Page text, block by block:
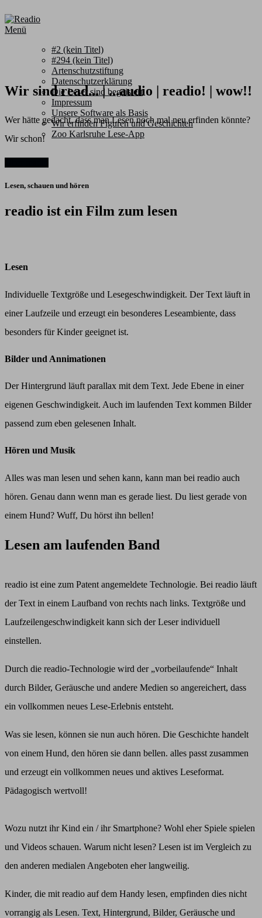
Inhalt
springen
Menü
#2 (kein Titel)
#294 (kein Titel)
Artenschutzstiftung
Datenschutzerklärung
Die Leser sind begeistert
Impressum
Unsere Software als Basis
Wir erfinden Figuren und Geschichten
Zoo Karlsruhe Lese-App
Wir sindread... | ...audio | readio! | wow!!
Wer hätte gedacht, dass man Lesen noch mal neu erfinden könnte?
Wir schon!
Lesen, schauen und hören
readio ist ein Film zum lesen
Lesen
Individuelle Textgröße und Lesegeschwindigkeit. Der Text läuft in
einer Laufzeile und erzeugt ein besonderes Leseambiente, dass
besonders für Kinder geeignet ist.
Bilder und Annimationen
Der Hintergrund läuft parallax mit dem Text. Jede Ebene in einer
eigenen Geschwindigkeit. Auch im laufenden Text kommen Bilder
passend zum eben gelesenen Inhalt.
Hören und Musik
Alles was man lesen und sehen kann, kann man bei readio auch
hören. Genau dann wenn man es gerade liest. Du liest gerade von
einem Hund? Wuff, Du hörst ihn bellen!
Lesen am laufenden Band
readio ist eine zum Patent angemeldete Technologie. Bei readio läuft
der Text in einem Laufband von rechts nach links. Textgröße und
Laufzeilengeschwindigkeit kann sich der Leser individuell
einstellen.
Durch die readio-Technologie wird der „vorbeilaufende“ Inhalt
durch Bilder, Geräusche und andere Medien so angereichert, dass
ein vollkommen neues Lese-Erlebnis entsteht.
Was sie lesen, können sie nun auch hören. Die Geschichte handelt
von einem Hund, den hören sie dann bellen. alles passt zusammen
und erzeugt ein vollkommen neues und aktives Leseformat.
Pädagogisch wertvoll!
Wozu nutzt ihr Kind ein / ihr Smartphone? Wohl eher Spiele spielen
und Videos schauen. Warum nicht lesen? Lesen ist im Vergleich zu
den anderen medialen Angeboten eher langweilig.
Kinder, die mit readio auf dem Handy lesen, empfinden dies nicht
vorrangig als Lesen. Text, Hintergrund, Bilder, Geräusche und